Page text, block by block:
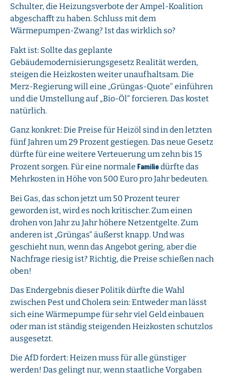
Schulter, die Heizungsverbote der Ampel-Koalition
abgeschafft zu haben. Schluss mit dem
Wärmepumpen-Zwang? Ist das wirklich so?
Fakt ist: Sollte das geplante
Gebäudemodernisierungsgesetz Realität werden,
steigen die Heizkosten weiter unaufhaltsam. Die
Merz-Regierung will eine „Grüngas-Quote“ einführen
und die Umstellung auf „Bio-Öl“ forcieren. Das kostet
natürlich.
Ganz konkret: Die Preise für Heizöl sind in den letzten
fünf Jahren um 29 Prozent gestiegen. Das neue Gesetz
dürfte für eine weitere Verteuerung um zehn bis 15
Prozent sorgen. Für eine normale Familiedürfte das
Mehrkosten in Höhe von 500 Euro pro Jahr bedeuten.
Bei Gas, das schon jetzt um 50 Prozent teurer
geworden ist, wird es noch kritischer. Zum einen
drohen von Jahr zu Jahr höhere Netzentgelte. Zum
anderen ist „Grüngas“ äußerst knapp. Und was
geschieht nun, wenn das Angebot gering, aber die
Nachfrage riesig ist? Richtig, die Preise schießen nach
oben!
Das Endergebnis dieser Politik dürfte die Wahl
zwischen Pest und Cholera sein: Entweder man lässt
sich eine Wärmepumpe für sehr viel Geld einbauen
oder man ist ständig steigenden Heizkosten schutzlos
ausgesetzt.
Die AfD fordert: Heizen muss für alle günstiger
werden! Das gelingt nur, wenn staatliche Vorgaben